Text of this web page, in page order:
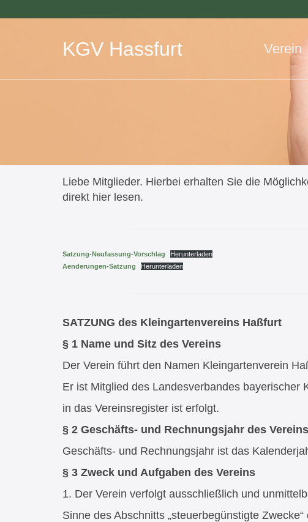
KGV Hassfurt Verein
Liebe Mitglieder. Hierbei erhalten Sie die
direkt hier lesen.
Satzung-Neufassung-Vorschlag
Herunterladen
Aenderungen-Satzung
Herunterladen
SATZUNG des Kleingartenvereins Haßfurt
§ 1 Name und Sitz des Vereins
Der Verein führt den Namen Kleingartenverein
Er ist Mitglied des Landesverbandes bayerischer
in das Vereinsregister ist erfolgt.
§ 2 Geschäfts- und Rechnungsjahr des Vereins
Geschäfts- und Rechnungsjahr ist das
§ 3 Zweck und Aufgaben des Vereins
1. Der Verein verfolgt ausschließlich und
Sinne des Abschnitts „steuerbegünstigte